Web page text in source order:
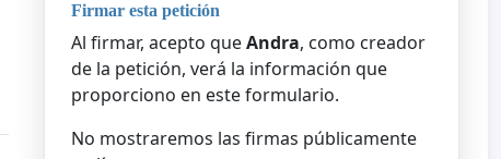
Firmar esta petición
Al firmar, acepto queAndra, como creador
de la petición, verá la información que
proporciono en este formulario.
No mostraremos las firmas públicamente